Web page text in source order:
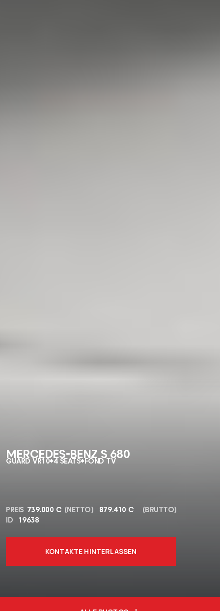
MERCEDES-BENZ S 680
GUARD VR10*4 SEATS*FOND TV
PREIS 739.000 € (NETTO) 879.410 €
(BRUTTO)
ID
19638
KONTAKTE HINTERLASSEN